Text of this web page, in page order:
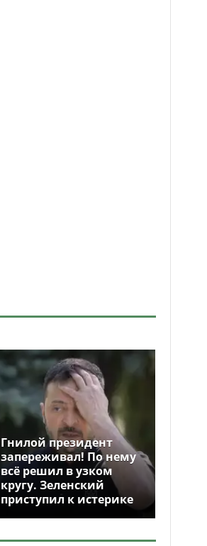
Гнилой президент
запереживал! По нему
всё решил в узком
кругу. Зеленский
приступил к истерике